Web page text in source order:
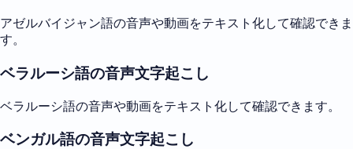
アゼルバイジャン語の音声や動画をテキスト化して確認できま
す。
ベラルーシ語の音声文字起こし
ベラルーシ語の音声や動画をテキスト化して確認できます。
ベンガル語の音声文字起こし